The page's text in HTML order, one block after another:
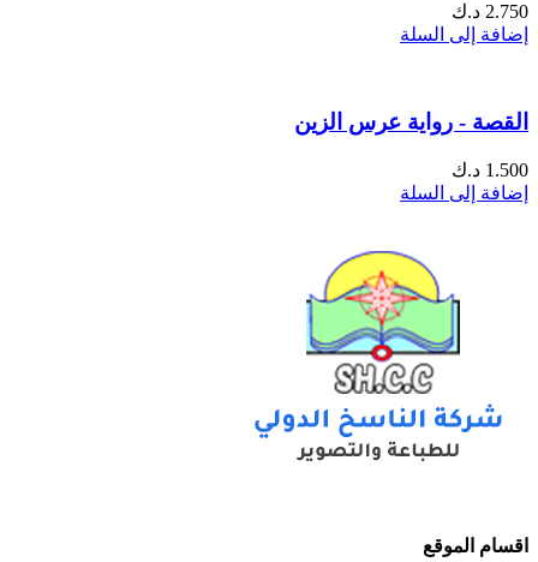
2.750 د.ك
إضافة إلى السلة
القصة - رواية عرس الزين
1.500 د.ك
إضافة إلى السلة
اقسام الموقع